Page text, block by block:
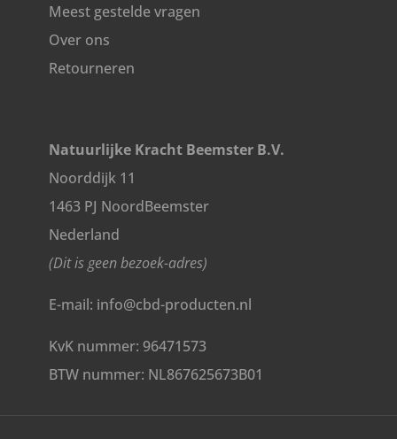
Meest gestelde vragen
Over ons
Retourneren
Natuurlijke Kracht Beemster B.V.
Noorddijk 11
1463 PJ NoordBeemster
Nederland
(Dit is geen bezoek-adres)
E-mail: info@cbd-producten.nl
KvK nummer: 96471573
BTW nummer: NL867625673B01